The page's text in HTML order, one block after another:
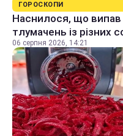
ГОРОСКОПИ
Наснилося, що випав
тлумачень із різних
06 серпня 2026, 14:21